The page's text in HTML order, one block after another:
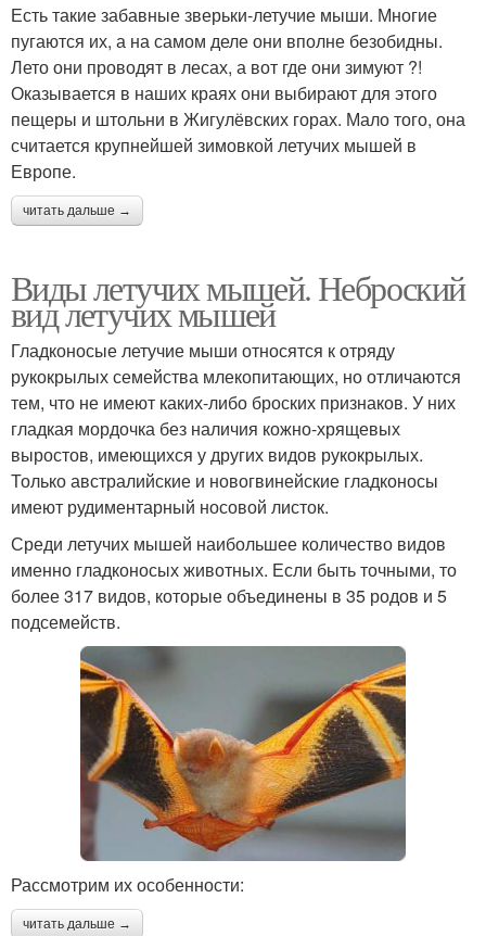
Есть такие забавные зверьки-летучие мыши. Многие
пугаются их, а на самом деле они вполне безобидны.
Лето они проводят в лесах, а вот где они зимуют ?!
Оказывается в наших краях они выбирают для этого
пещеры и штольни в Жигулёвских горах. Мало того, она
считается крупнейшей зимовкой летучих мышей в
Европе.
читать дальше →
Виды летучих мышей. Неброский
вид летучих мышей
Гладконосые летучие мыши относятся к отряду
рукокрылых семейства млекопитающих, но отличаются
тем, что не имеют каких-либо броских признаков. У них
гладкая мордочка без наличия кожно-хрящевых
выростов, имеющихся у других видов рукокрылых.
Только австралийские и новогвинейские гладконосы
имеют рудиментарный носовой листок.
Среди летучих мышей наибольшее количество видов
именно гладконосых животных. Если быть точными, то
более 317 видов, которые объединены в 35 родов и 5
подсемейств.
Рассмотрим их особенности:
читать дальше →